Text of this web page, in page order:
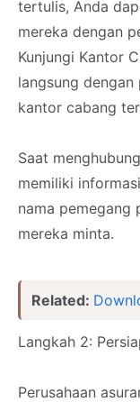
tertulis, Anda
mereka dengan
Kunjungi Kantor
langsung dengan
kantor cabang
Saat
memiliki
nama pemegang
mereka minta.
Related:
Langkah 2:
Perusahaan